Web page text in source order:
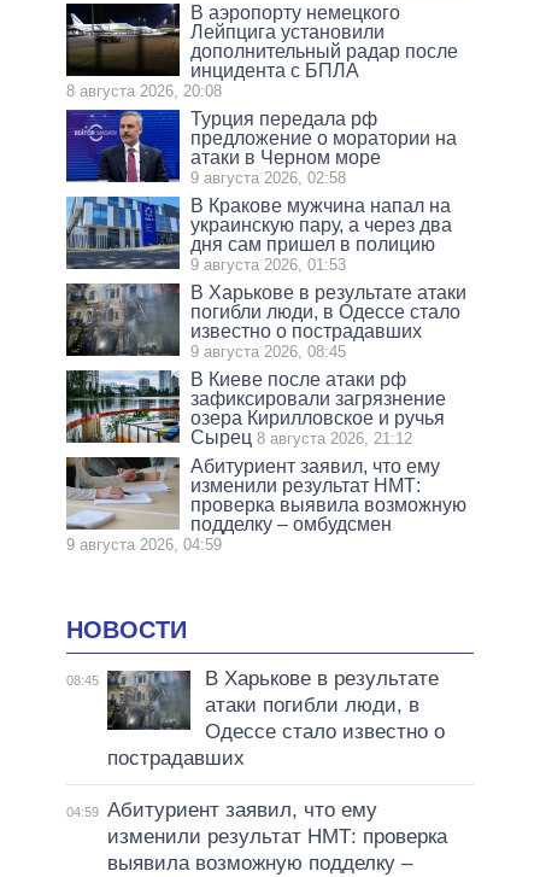
В аэропорту немецкого
Лейпцига установили
дополнительный радар после
инцидента с БПЛА
8 августа 2026, 20:08
Турция передала рф
предложение о моратории на
атаки в Черном море
9 августа 2026, 02:58
В Кракове мужчина напал на
украинскую пару, а через два
дня сам пришел в полицию
9 августа 2026, 01:53
В Харькове в результате атаки
погибли люди, в Одессе стало
известно о пострадавших
9 августа 2026, 08:45
В Киеве после атаки рф
зафиксировали загрязнение
озера Кирилловское и ручья
Сырец 8 августа 2026, 21:12
Абитуриент заявил, что ему
изменили результат НМТ:
проверка выявила возможную
подделку – омбудсмен
9 августа 2026, 04:59
НОВОСТИ
08:45
В Харькове в результате
атаки погибли люди, в
Одессе стало известно о
пострадавших
04:59 Абитуриент заявил, что ему
изменили результат НМТ: проверка
выявила возможную подделку –